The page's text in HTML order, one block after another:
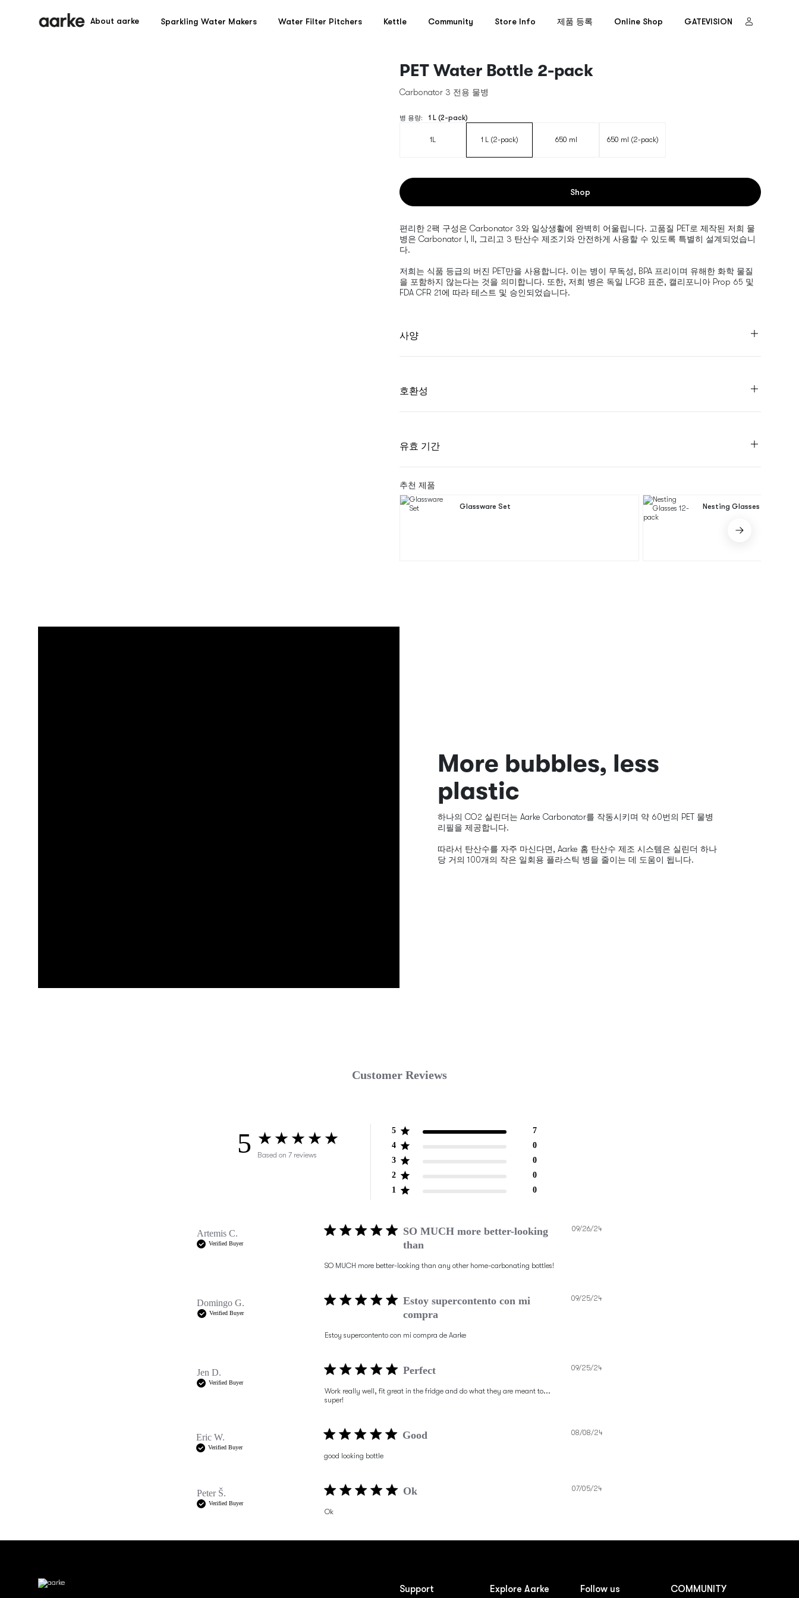
About aarke Sparkling Water Makers Water Filter Pitchers Kettle Community Store Info 제품 등록 Online Shop GATEVISION
PET Water Bottle 2-pack
Carbonator 3 전용 물병
병 용량: 1 L (2-pack)
1L 1 L (2-pack) 650 ml 650 ml (2-pack)
Shop
편리한 2팩 구성은 Carbonator 3와 일상생활에 완벽히 어울립니다. 고품질 PET로 제작된 저희 물
병은 Carbonator I, II, 그리고 3 탄산수 제조기와 안전하게 사용할 수 있도록 특별히 설계되었습니
다.
저희는 식품 등급의 버진 PET만을 사용합니다. 이는 병이 무독성, BPA 프리이며 유해한 화학 물질
을 포함하지 않는다는 것을 의미합니다. 또한, 저희 병은 독일 LFGB 표준, 캘리포니아 Prop 65 및
FDA CFR 21에 따라 테스트 및 승인되었습니다.
사양
호환성
유효 기간
추천 제품
Glassware Set Nesting Glasses 12-pack
More bubbles, less
plastic
하나의 CO2 실린더는 Aarke Carbonator를 작동시키며 약 60번의 PET 물병
리필을 제공합니다.
따라서 탄산수를 자주 마신다면, Aarke 홈 탄산수 제조 시스템은 실린더 하나
당 거의 100개의 작은 일회용 플라스틱 병을 줄이는 데 도움이 됩니다.
Customer Reviews
5 5out of 5 stars 54 total reviews
Based on 7 reviews
5
7
4
0
3
0
2
0
1
0
Artemis C.
Verified Buyer
SO MUCH more better-looking
than
SO MUCH more better-looking than any other home-carbonating bottles!
리
09/26/24
Domingo G.
Verified Buyer
Estoy supercontento con mi
compra
Estoy supercontento con mi compra de Aarke
리
09/25/24
Jen D.
Verified Buyer
Perfect
Work really well, fit great in the fridge and do what they are meant to...
super!
리
09/25/24
Eric W.
Verified Buyer
Good
good looking bottle
리
08/08/24
Peter Š.
Verified Buyer
Ok
Ok
리
07/05/24
Support Explore Aarke Follow us COMMUNITY